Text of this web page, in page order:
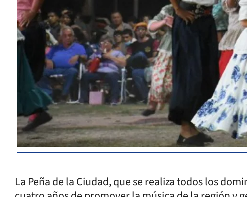
La Peña de la Ciudad, que se realiza todos los